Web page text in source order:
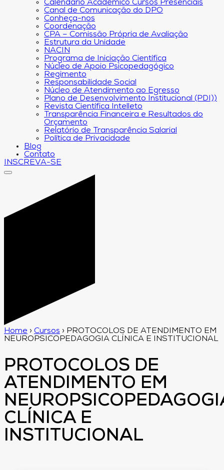
Calendário Acadêmico Cursos Presenciais
Canal de Comunicação do DPO
Conheça-nos
Coordenação
CPA – Comissão Própria de Avaliação
Estrutura da Unidade
NACIN
Programa de Iniciação Científica
Núcleo de Apoio Psicopedagógico
Regimento
Responsabilidade Social
Núcleo de Atendimento ao Egresso
Plano de Desenvolvimento Institucional (PDI))
Revista Científica Intelleto
Transparência Financeira e Resultados do
Orçamento
Relatório de Transparência Salarial
Política de Privacidade
Blog
Contato
INSCREVA-SE
Home › Cursos › PROTOCOLOS DE ATENDIMENTO EM
NEUROPSICOPEDAGOGIA CLÍNICA E INSTITUCIONAL
PROTOCOLOS DE
ATENDIMENTO EM
CLÍNICA E
INSTITUCIONAL